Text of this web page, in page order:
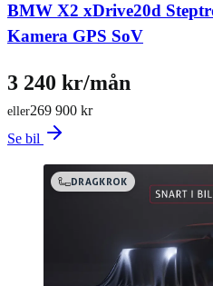
BMW X2 xDrive20d
Kamera GPS SoV
269 900 kr
eller
3 240 kr/mån
Se bil
DRAGKROK